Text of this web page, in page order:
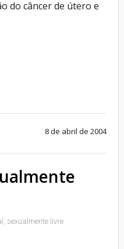
do câncer de útero e
8 de abril de 2004
, sexualmente livre